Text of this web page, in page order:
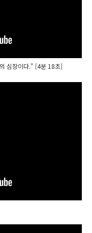
심장이다." [4분 18초]